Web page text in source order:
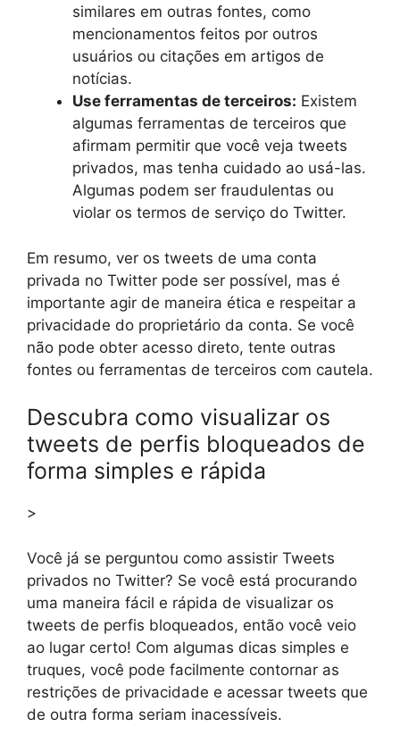
similares em outras fontes, como
mencionamentos feitos por outros
usuários ou citações em artigos de
notícias.
Use ferramentas de terceiros: Existem
algumas ferramentas de terceiros que
afirmam permitir que você veja tweets
privados, mas tenha cuidado ao usá-las.
Algumas podem ser fraudulentas ou
violar os termos de serviço do Twitter.
Em resumo, ver os tweets de uma conta
privada no Twitter pode ser possível, mas é
importante agir de maneira ética e respeitar a
privacidade do proprietário da conta. Se você
não pode obter acesso direto, tente outras
fontes ou ferramentas de terceiros com cautela.
Descubra como visualizar os
tweets de perfis bloqueados de
forma simples e rápida
>
Você já se perguntou como assistir Tweets
privados no Twitter? Se você está procurando
uma maneira fácil e rápida de visualizar os
tweets de perfis bloqueados, então você veio
ao lugar certo! Com algumas dicas simples e
truques, você pode facilmente contornar as
restrições de privacidade e acessar tweets que
de outra forma seriam inacessíveis.